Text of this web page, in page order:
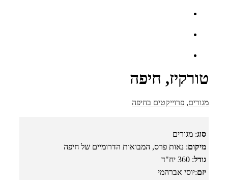
טורקיז, חיפה
מגורים, פרוייקטים בחיפה
סוג: מגורים
מיקום: נאות פרס, המבואות הדרומיים של חיפה
גודל: 360 יח"ד
יזם:יוסי אברהמי